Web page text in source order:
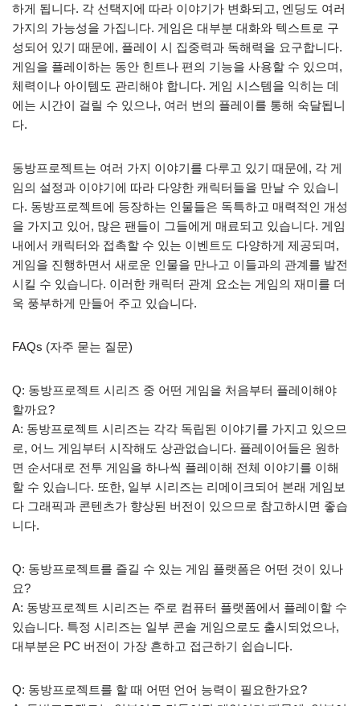
하게 됩니다. 각 선택지에 따라 이야기가 변화되고, 엔딩도 여러
가지의 가능성을 가집니다. 게임은 대부분 대화와 텍스트로 구
성되어 있기 때문에, 플레이 시 집중력과 독해력을 요구합니다.
게임을 플레이하는 동안 힌트나 편의 기능을 사용할 수 있으며,
체력이나 아이템도 관리해야 합니다. 게임 시스템을 익히는 데
에는 시간이 걸릴 수 있으나, 여러 번의 플레이를 통해 숙달됩니
다.
동방프로젝트는 여러 가지 이야기를 다루고 있기 때문에, 각 게
임의 설정과 이야기에 따라 다양한 캐릭터들을 만날 수 있습니
다. 동방프로젝트에 등장하는 인물들은 독특하고 매력적인 개성
을 가지고 있어, 많은 팬들이 그들에게 매료되고 있습니다. 게임
내에서 캐릭터와 접촉할 수 있는 이벤트도 다양하게 제공되며,
게임을 진행하면서 새로운 인물을 만나고 이들과의 관계를 발전
시킬 수 있습니다. 이러한 캐릭터 관계 요소는 게임의 재미를 더
욱 풍부하게 만들어 주고 있습니다.
FAQs (자주 묻는 질문)
Q: 동방프로젝트 시리즈 중 어떤 게임을 처음부터 플레이해야
할까요?
A: 동방프로젝트 시리즈는 각각 독립된 이야기를 가지고 있으므
로, 어느 게임부터 시작해도 상관없습니다. 플레이어들은 원하
면 순서대로 전투 게임을 하나씩 플레이해 전체 이야기를 이해
할 수 있습니다. 또한, 일부 시리즈는 리메이크되어 본래 게임보
다 그래픽과 콘텐츠가 향상된 버전이 있으므로 참고하시면 좋습
니다.
Q: 동방프로젝트를 즐길 수 있는 게임 플랫폼은 어떤 것이 있나
요?
A: 동방프로젝트 시리즈는 주로 컴퓨터 플랫폼에서 플레이할 수
있습니다. 특정 시리즈는 일부 콘솔 게임으로도 출시되었으나,
대부분은 PC 버전이 가장 흔하고 접근하기 쉽습니다.
Q: 동방프로젝트를 할 때 어떤 언어 능력이 필요한가요?